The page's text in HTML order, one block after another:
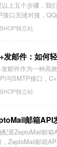
以上五个步骤，我
接口无缝对接，
独立站
发邮件：如何
邮件作为一种高
与SMTP接口，
独立站
邮箱API
配置ZeptoMail邮
，ZeptoMail邮箱